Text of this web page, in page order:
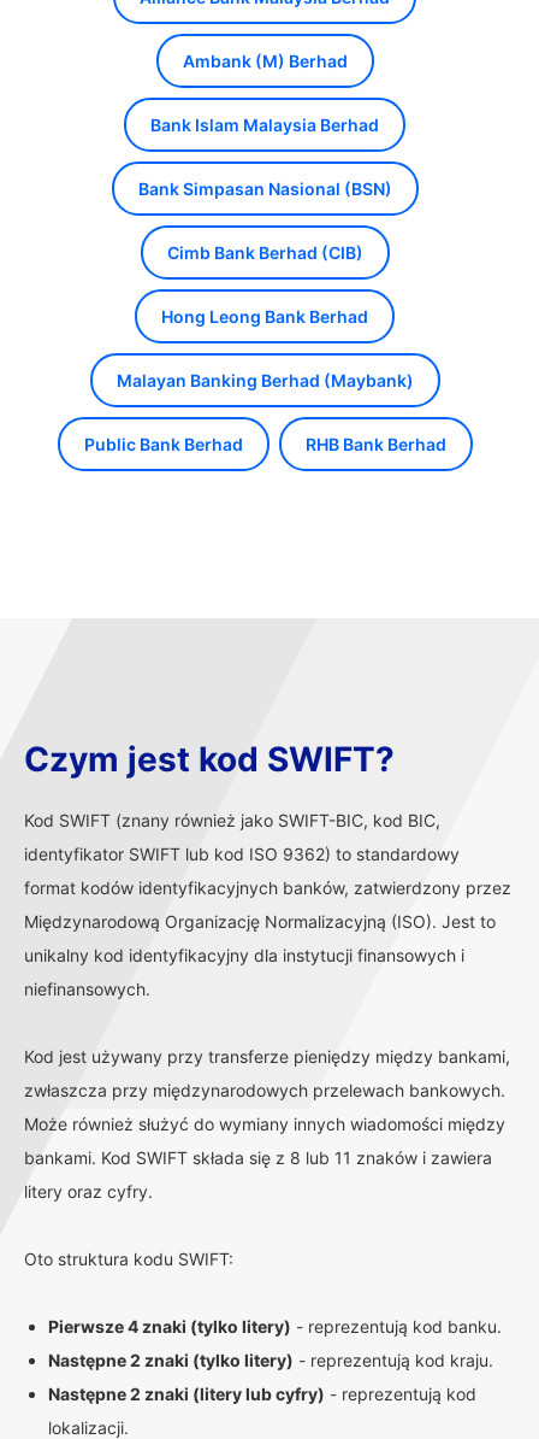
Ambank (M) Berhad
Bank Islam Malaysia Berhad
Bank Simpasan Nasional (BSN)
Cimb Bank Berhad (CIB)
Hong Leong Bank Berhad
Malayan Banking Berhad (Maybank)
Public Bank Berhad RHB Bank Berhad
Czym jest kod SWIFT?
Kod SWIFT (znany również jako SWIFT-BIC, kod BIC,
identyfikator SWIFT lub kod ISO 9362) to standardowy
format kodów identyfikacyjnych banków, zatwierdzony przez
Międzynarodową Organizację Normalizacyjną (ISO). Jest to
unikalny kod identyfikacyjny dla instytucji finansowych i
niefinansowych.
Kod jest używany przy transferze pieniędzy między bankami,
zwłaszcza przy międzynarodowych przelewach bankowych.
Może również służyć do wymiany innych wiadomości między
bankami. Kod SWIFT składa się z 8 lub 11 znaków i zawiera
litery oraz cyfry.
Oto struktura kodu SWIFT:
Pierwsze 4 znaki (tylko litery) - reprezentują kod banku.
Następne 2 znaki (tylko litery) - reprezentują kod kraju.
Następne 2 znaki (litery lub cyfry) - reprezentują kod
lokalizacji.